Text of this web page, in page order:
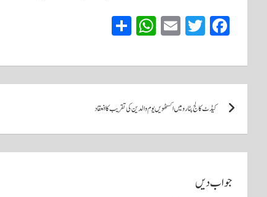
Fa
ce
bo
ok
T
wi
tte
r
E
m
ail
W
ha
ts
A
pp
re
پوسٹوں
نیویگیشن
کیڈٹ کالج پٹارو میں اکسٹھویں یوم والدین کی تقریب کا انعقاد
جواب دیں